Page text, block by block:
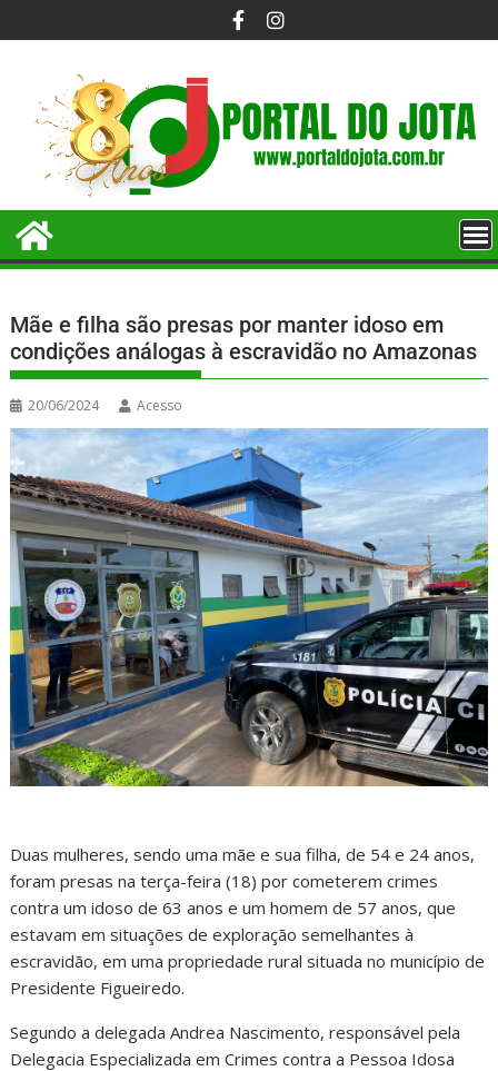
Mãe e filha são presas por manter idoso em
condições análogas à escravidão no Amazonas
20/06/2024 Acesso
Duas mulheres, sendo uma mãe e sua filha, de 54 e 24 anos,
foram presas na terça-feira (18) por cometerem crimes
contra um idoso de 63 anos e um homem de 57 anos, que
estavam em situações de exploração semelhantes à
escravidão, em uma propriedade rural situada no município de
Presidente Figueiredo.
Segundo a delegada Andrea Nascimento, responsável pela
Delegacia Especializada em Crimes contra a Pessoa Idosa